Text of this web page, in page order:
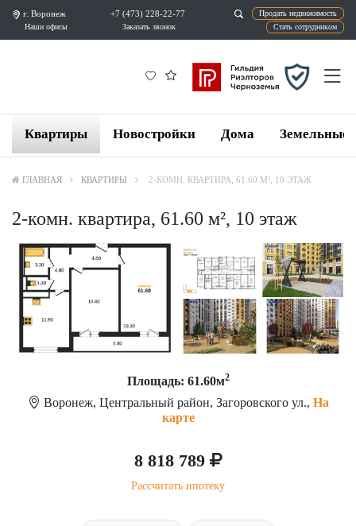
г. Воронеж
Наши офисы
+7 (473) 228-22-77
Квартиры Новостройки Дома Земельные
ГЛАВНАЯ КВАРТИРЫ 2-КОМН. КВАРТИРА, 61.60 М², 10 ЭТАЖ
2-комн. квартира, 61.60 м², 10 этаж
Площадь: 61.60м2
Воронеж, Центральный район, Загоровского ул., На
карте
8 818 789
Рассчитать ипотеку